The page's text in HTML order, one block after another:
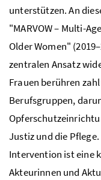
unterstützen. An
"MARVOW – Multi-
Older Women"
zentralen Ansatz
Frauen berühren
Berufsgruppen,
Justiz und die
Intervention ist eine
Akteurinnen und